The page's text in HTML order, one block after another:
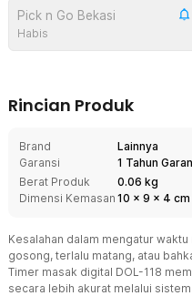
Pick n Go Bekasi
Habis
Rincian Produk
Brand
Lainnya
Garansi
1 Tahun
Berat Produk
0.06 kg
Dimensi Kemasan 10 x 9 x 4 cm
Kesalahan dalam mengatur
gosong, terlalu matang, atau
Timer masak digital DOL-118
secara lebih akurat melalui